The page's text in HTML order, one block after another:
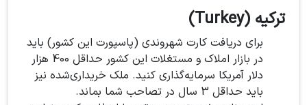
ترکیه (Turkey)
برای دریافت کارت شهروندی (پاسپورت این کشور) باید
در بازار املاک و مستغلات این کشور حداقل 400 هزار
دلار آمریکا سرمایه‌گذاری کنید. ملک خریداری‌شده نیز
باید حداقل 3 سال در تصاحب شما بماند.